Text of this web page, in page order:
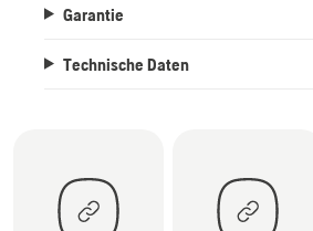
Garantie
Technische Daten